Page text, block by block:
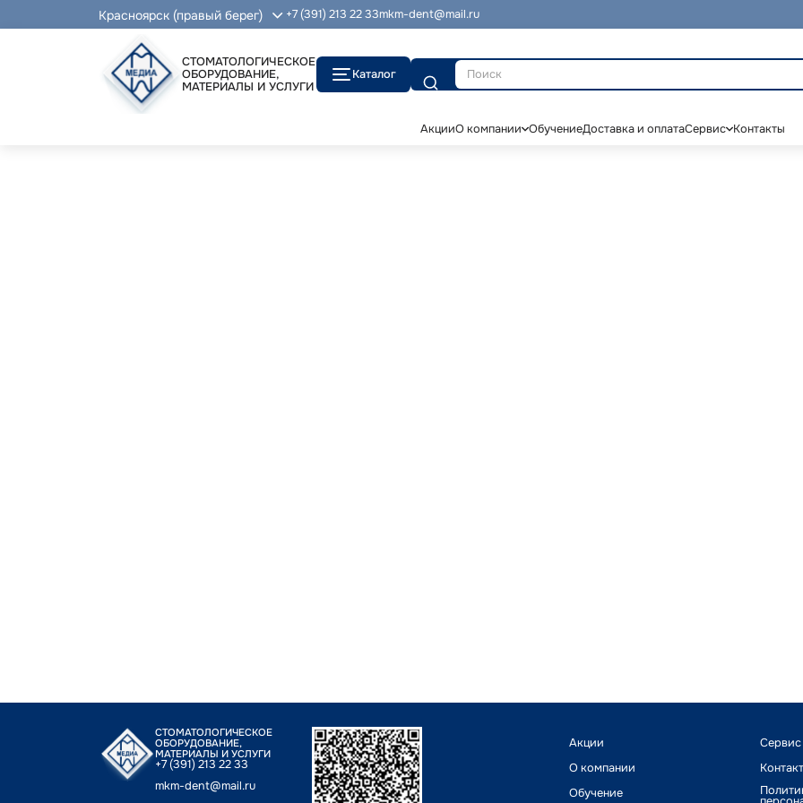
Красноярск (правый берег) +7 (391) 213 22 33mkm-dent@mail.ru
СТОМАТОЛОГИЧЕСКОЕ
ОБОРУДОВАНИЕ,
МАТЕРИАЛЫ И УСЛУГИ
Каталог
Поиск
АкцииО компании ОбучениеДоставка и оплатаСервис Контакты
СТОМАТОЛОГИЧЕСКОЕ
ОБОРУДОВАНИЕ,
МАТЕРИАЛЫ И УСЛУГИ
+7 (391) 213 22 33
mkm-dent@mail.ru
Акции
О компании
Обучение
Сервис